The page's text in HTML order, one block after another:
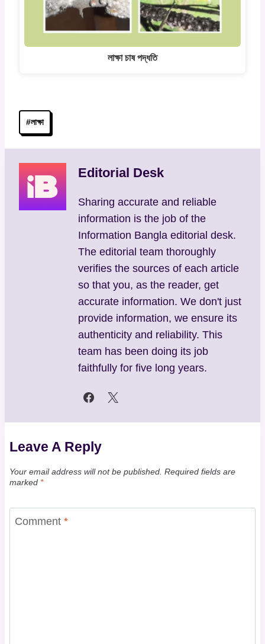
লাক্ষা চাষ পদ্ধতি
Post
Tags:
#লাক্ষা
Editorial Desk
Sharing accurate and reliable
information is the job of the
Information Bangla editorial desk.
The editorial team thoroughly
verifies the sources of each article
so that you, as the reader, get
accurate information. We don't just
provide information, we ensure its
authenticity and reliability. This
team has been doing its job
faithfully for five long years.
Leave A Reply
Your email address will not be published. Required fields are
marked *
Comment *